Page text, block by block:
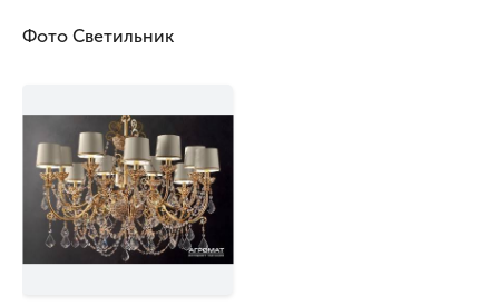
Фото Светильник